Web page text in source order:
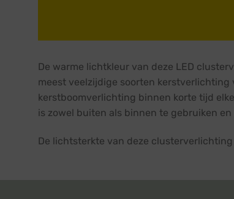
De warme lichtkleur van deze LED
meest veelzijdige soorten kerstverlichting
kerstboomverlichting binnen korte tijd
is zowel buiten als binnen te gebruiken
De lichtsterkte van deze